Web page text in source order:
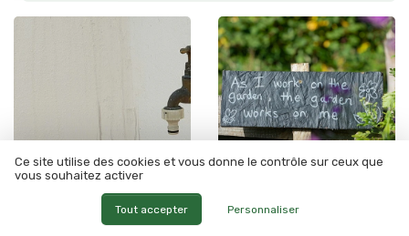
• 12/06/2025
Développements durables
Ce site utilise des cookies et vous donne le contrôle sur ceux que
vous souhaitez activer
Tout accepter Personnaliser